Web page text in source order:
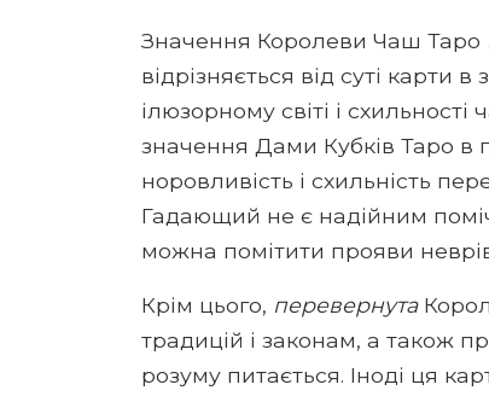
Значення Королеви Чаш Таро
відрізняється від суті
ілюзорному світі і
значення Дами Кубків Таро в
норовливість і схильність
Гадающий не є надійним
можна помітити прояви
Крім цього, перевернута
традицій і законам, а також
розуму питається. Іноді ця